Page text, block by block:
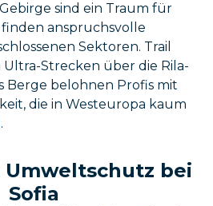
sind ein Traum für
anspruchsvolle
Sektoren. Trail
Strecken über die Rila-
Berge belohnen Profis mit
die in Westeuropa kaum
Umweltschutz bei
Sofia